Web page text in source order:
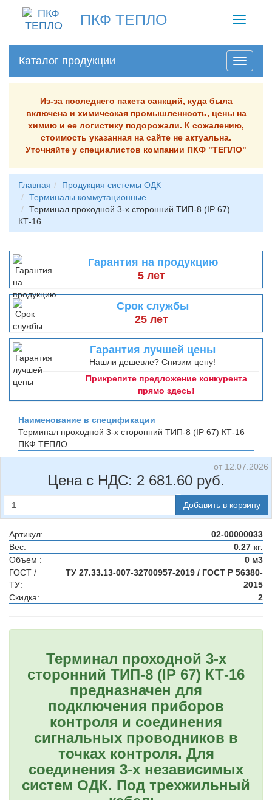
ПКФ ТЕПЛО
Toggle
Каталог продукции
Из-за последнего пакета санкций, куда была
включена и химическая промышленность, цены на
химию и ее логистику подорожали. К сожалению,
стоимость указанная на сайте не актуальна.
Уточняйте у специалистов компании ПКФ "ТЕПЛО"
Главная
Продукция системы ОДК
Терминалы коммутационные
Терминал проходной 3-х сторонний ТИП-8 (IP 67)
КТ-16
Гарантия на продукцию
5 лет
Срок службы
25 лет
Гарантия лучшей цены
Нашли дешевле? Снизим цену!
Прикрепите предложение конкурента
прямо здесь!
Наименование в спецификации
Терминал проходной 3-х сторонний ТИП-8 (IP 67) КТ-16
ПКФ ТЕПЛО
от 12.07.2026
Цена с НДС: 2 681.60 руб.
Добавить в корзину
Артикул:
02-00000033
Вес:
0.27 кг.
Объем :
0 м3
ГОСТ /
ТУ:
ТУ 27.33.13-007-32700957-2019 / ГОСТ Р 56380-
2015
Скидка:
2
Терминал проходной 3-х
сторонний ТИП-8 (IP 67) КТ-16
предназначен для
подключения приборов
контроля и соединения
сигнальных проводников в
точках контроля. Для
соединения 3-х независимых
систем ОДК. Под трехжильный